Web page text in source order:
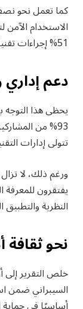
كما تعمل نحو
الاستخدام
51% إجراءات تقنية لمنع تسرب البيانات الحساسة.
دعم
يحظى هذا التوجه
93% من
تتولى إدارات
النظرية والتطبيق
نحو
خلص التقرير إلى
السيبراني ضمن